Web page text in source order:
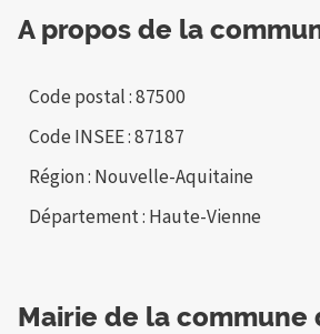
A propos de la
Code postal : 87500
Code INSEE : 87187
Région : Nouvelle-Aquitaine
Département : Haute-Vienne
Mairie de la commune